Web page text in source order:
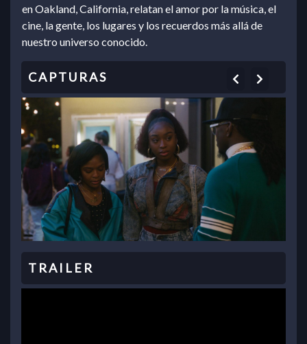
en Oakland, California, relatan el amor por la música, el
cine, la gente, los lugares y los recuerdos más allá de
nuestro universo conocido.
Previous